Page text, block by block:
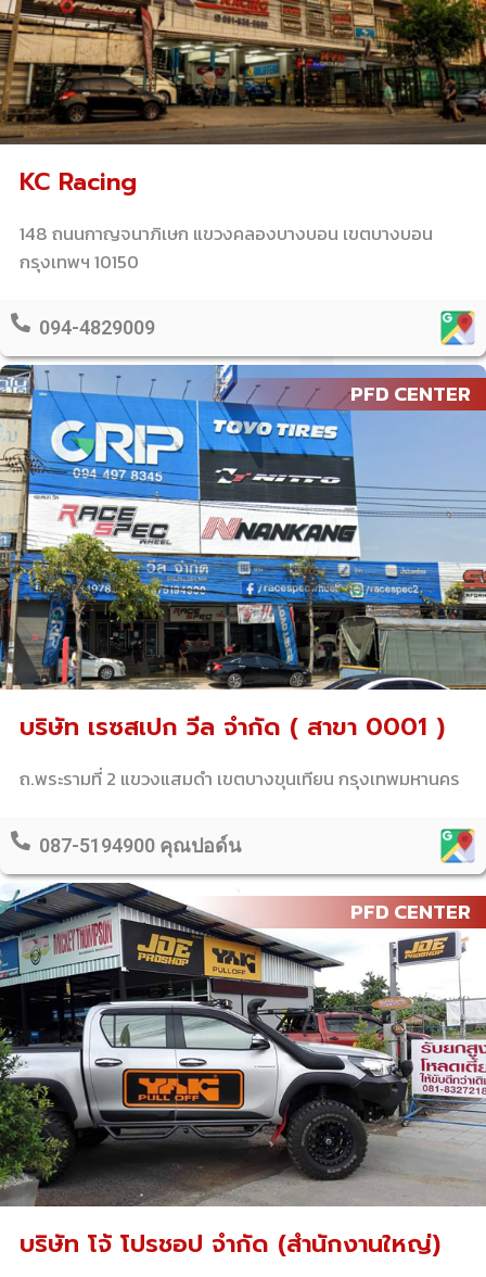
KC Racing
148 ถนนกาญจนาภิเษก แขวงคลองบางบอน เขตบางบอน
กรุงเทพฯ 10150
094-4829009
PFD CENTER
บริษัท เรซสเปก วีล จำกัด ( สาขา 0001 )
ถ.พระรามที่ 2 แขวงแสมดำ เขตบางขุนเทียน กรุงเทพมหานคร
087-5194900 คุณปอด์น
PFD CENTER
บริษัท โจ้ โปรชอป จำกัด (สำนักงานใหญ่)